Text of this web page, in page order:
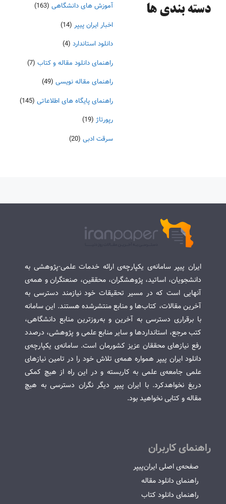
دسته‌ بندی ها آموزش های دانشگاهی (163)
اخبار ایران پیپر (14)
دانلود استاندارد (4)
راهنمای دانلود مقاله و کتاب (7)
راهنمای مقاله نویسی (49)
راهنمای پایگاه های اطلاعاتی (145)
رپورتاژ (19)
سرقت ادبی (20)
ایران پیپر سامانه‌ی یکپارچه‌ی ارائه خدمات علمی-پژوهشی به
دانشجویان، اساتید، پژوهشگران، محققین، صنعتگران و همه‌ی
آنهایی است که در مسیر تحقیقات خود نیازمند دسترسی به
آخرین مقالات، کتاب‌ها و منابع منتشرشده هستند. این سامانه
با برقراری دسترسی به آخرین و به‌روزترین منابع دانشگاهی،
کتب مرجع، استانداردها و سایر منابع علمی و پژوهشی، درصدد
رفع نیازهای محققان عزیز کشورمان است. سامانه‌ی یکپارچه‌ی
دانلود ایران پیپر همواره همه‌ی تلاش خود را در تامین نیازهای
علمی جامعه‌ی علمی به کاربسته و در این راه از هیچ کمکی
دریغ نخواهدکرد. با ایران پیپر دیگر نگران دسترسی به هیچ
مقاله و کتابی نخواهید بود.
راهنمای کاربران
صفحه‌ی اصلی ایران‌پیپر
راهنمای دانلود مقاله
راهنمای دانلود کتاب